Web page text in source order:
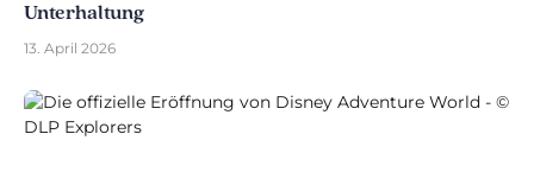
Unterhaltung
13. April 2026